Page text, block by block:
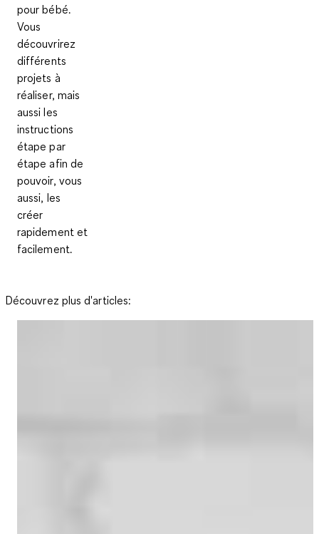
pour bébé.
Vous
découvrirez
différents
projets à
réaliser, mais
aussi les
instructions
étape par
étape afin de
pouvoir, vous
aussi, les
créer
rapidement et
facilement.
Découvrez plus d'articles: